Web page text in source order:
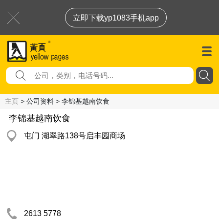
立即下载yp1083手机app
主页 > 公司资料 > 李锦基越南饮食
李锦基越南饮食
屯门 湖翠路138号启丰园商场
2613 5778